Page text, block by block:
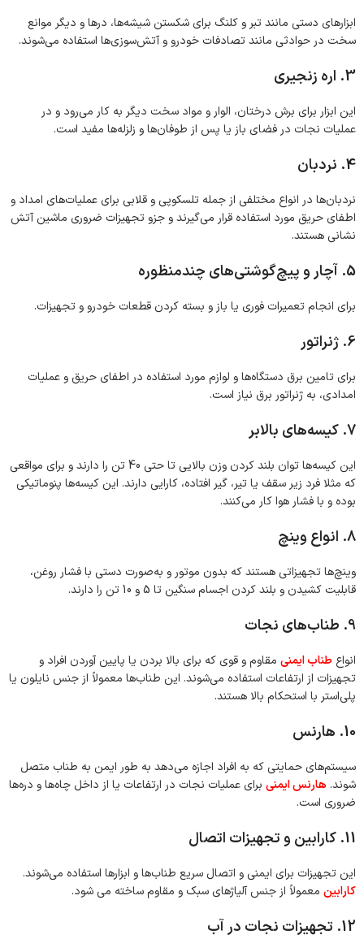
ابزارهای دستی مانند تبر و کلنگ برای شکستن شیشه‌ها، درها و دیگر موانع
سخت در حوادثی مانند تصادفات خودرو و آتش‌سوزی‌ها استفاده می‌شوند.
3. اره زنجیری
این ابزار برای برش درختان، الوار و مواد سخت دیگر به کار می‌رود و در
عملیات نجات در فضای باز یا پس از طوفان‌ها و زلزله‌ها مفید است.
4. نردبان
نردبان‌ها در انواع مختلفی از جمله تلسکوپی و قلابی برای عملیات‌های امداد و
اطفای حریق مورد استفاده قرار می‌گیرند و جزو تجهیزات ضروری ماشین آتش
نشانی هستند.
5. آچار و پیچ‌گوشتی‌های چندمنظوره
برای انجام تعمیرات فوری یا باز و بسته کردن قطعات خودرو و تجهیزات.
6. ژنراتور
برای تامین برق دستگاه‌ها و لوازم مورد استفاده در اطفای حریق و عملیات
امدادی، به ژنراتور برق نیاز است.
7. کیسه‌های بالابر
این کیسه‌ها توان بلند کردن وزن بالایی تا حتی 40 تن را دارند و برای مواقعی
که مثلا فرد زیر سقف یا تیر، گیر افتاده، کارایی دارند. این کیسه‌ها پنوماتیکی
بوده و با فشار هوا کار می‌کنند.
8. انواع وینچ
وینچ‌ها تجهیزاتی هستند که بدون موتور و به‌صورت دستی با فشار روغن،
قابلیت کشیدن و بلند کردن اجسام سنگین تا 5 و 10 تن را دارند.
9. طناب‌های نجات
انواع طناب ایمنی مقاوم و قوی که برای بالا بردن یا پایین آوردن افراد و
تجهیزات از ارتفاعات استفاده می‌شوند. این طناب‌ها معمولاً از جنس نایلون یا
پلی‌استر با استحکام بالا هستند.
10. هارنس
سیستم‌های حمایتی که به افراد اجازه می‌دهد به طور ایمن به طناب متصل
شوند. هارنس ایمنی برای عملیات نجات در ارتفاعات یا از داخل چاه‌ها و دره‌ها
ضروری است.
11. کارابین و تجهیزات اتصال
این تجهیزات برای ایمنی و اتصال سریع طناب‌ها و ابزارها استفاده می‌شوند.
کارابین معمولاً از جنس آلیاژهای سبک و مقاوم ساخته می شود.
12. تجهیزات نجات در آب